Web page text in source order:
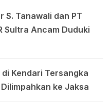
S. Tanawali dan PT
Sultra Ancam Duduki
Kendari Tersangka
ke Jaksa